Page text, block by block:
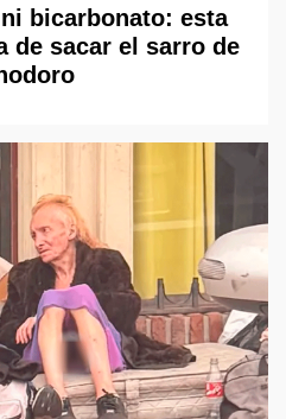
bicarbonato: esta
de sacar el sarro de